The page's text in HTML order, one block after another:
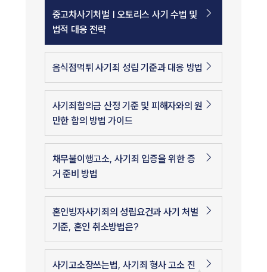
중고차사기처벌 | 오토리스 사기 수법 및
법적 대응 전략
음식점먹튀 사기죄 성립 기준과 대응 방법
사기죄합의금 산정 기준 및 피해자와의 원
만한 합의 방법 가이드
채무불이행고소, 사기죄 입증을 위한 증
거 준비 방법
혼인빙자사기죄의 성립요건과 사기 처벌
기준, 혼인 취소방법은?
사기고소장쓰는법, 사기죄 형사 고소 진